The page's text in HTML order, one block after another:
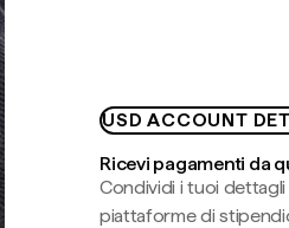
USD ACCOUNT
Ricevi pagamenti da
Condividi i tuoi dettagli
piattaforme di